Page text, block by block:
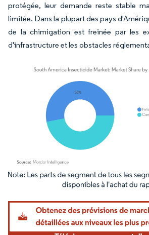
protégée, leur demande reste stable
limitée. Dans la plupart des pays
de la chimigation est freinée par les
d'infrastructure et les obstacles
Image © Mordor Intelligence. La réutilisation